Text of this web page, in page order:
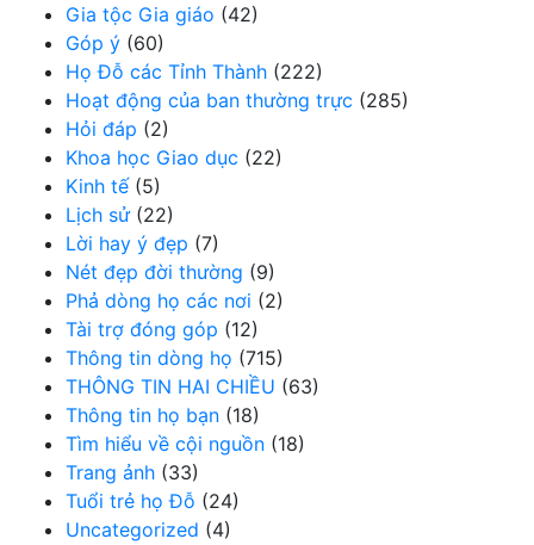
Gia tộc Gia giáo (42)
Góp ý (60)
Họ Đỗ các Tỉnh Thành (222)
Hoạt động của ban thường trực (285)
Hỏi đáp (2)
Khoa học Giao dục (22)
Kinh tế(5)
Lịch sử(22)
Lời hay ý đẹp (7)
Nét đẹp đời thường (9)
Phả dòng họ các nơi (2)
Tài trợ đóng góp (12)
Thông tin dòng họ (715)
THÔNG TIN HAI CHIỀU (63)
Thông tin họ bạn (18)
Tìm hiểu về cội nguồn (18)
Trang ảnh (33)
Tuổi trẻ họ Đỗ (24)
Uncategorized (4)